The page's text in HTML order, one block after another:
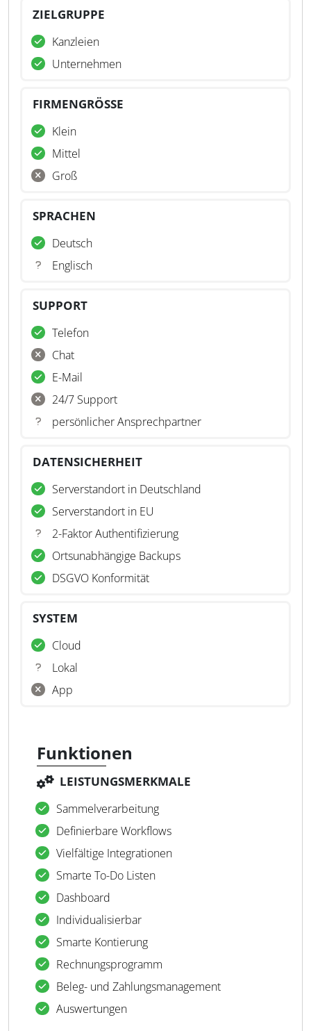
ZIELGRUPPE
Kanzleien
Unternehmen
FIRMENGRÖSSE
Klein
Mittel
Groß
SPRACHEN
Deutsch
Englisch
SUPPORT
Telefon
Chat
E-Mail
24/7 Support
persönlicher Ansprechpartner
DATENSICHERHEIT
Serverstandort in Deutschland
Serverstandort in EU
2-Faktor Authentifizierung
Ortsunabhängige Backups
DSGVO Konformität
SYSTEM
Cloud
Lokal
App
Funktionen
LEISTUNGSMERKMALE
Sammelverarbeitung
Definierbare Workflows
Vielfältige Integrationen
Smarte To-Do Listen
Dashboard
Individualisierbar
Smarte Kontierung
Rechnungsprogramm
Beleg- und Zahlungsmanagement
Auswertungen